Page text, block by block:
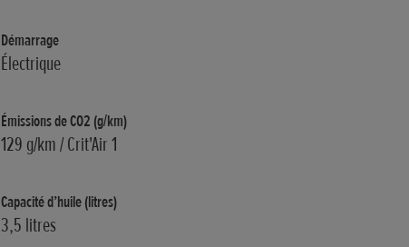
Démarrage
Électrique
Émissions de CO2 (g/km)
129 g/km / Crit'Air 1
Capacité d’huile (litres)
3,5 litres